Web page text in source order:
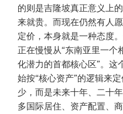
的则是吉隆坡真正意义上
来就贵。而现在仍然有人
定价，本身就是一种态度
正在慢慢从“东南亚里一个
化潜力的首都核心区”。这
始按“核心资产”的逻辑来
少，而是未来十年、二十
多国际居住、资产配置、